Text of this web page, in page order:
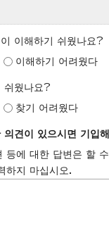
이해하기 쉬웠나요?
이해하기 어려웠다
쉬웠나요?
찾기 어려웠다
의견이 있으시면 기입
등에 대한 답변은 할
하지 마십시오.